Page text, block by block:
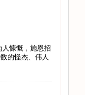
慷慨，施恩招
的怪杰、伟人